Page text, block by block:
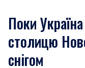
Поки
столицю
снігом